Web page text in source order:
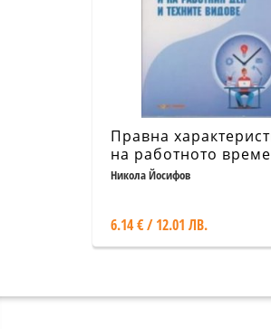
Правна
на работното
работния ден и
Никола Йосифов
6.14 € / 12.01 ЛВ.